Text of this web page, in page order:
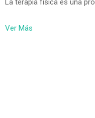
La terapia física es una
Ver Más